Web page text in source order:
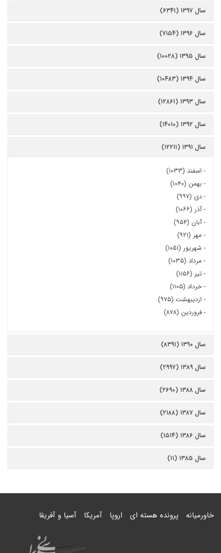
سال ۱۳۹۷ (۶۳۴۱)
سال ۱۳۹۶ (۷۱۵۴)
سال ۱۳۹۵ (۱۰۰۲۸)
سال ۱۳۹۴ (۱۰۴۸۳)
سال ۱۳۹۳ (۱۲۸۶۱)
سال ۱۳۹۲ (۱۴۰۱۰)
سال ۱۳۹۱ (۱۲۲۱۱)
- اسفند (۱۰۳۳)
-بهمن (۱۰۴۰)
-دی (۹۹۷)
-آذر (۱۰۶۶)
-آبان (۹۵۴)
- مهر (۹۲۱)
- شهریور (۱۰۵۱)
- مرداد (۱۰۳۵)
-تیر (۱۱۵۶)
-خرداد (۱۱۰۵)
- اردیبهشت (۹۷۵)
-فروردین (۸۷۸)
سال ۱۳۹۰ (۸۳۹۱)
سال ۱۳۸۹ (۲۹۹۷)
سال ۱۳۸۸ (۲۶۹۰)
سال ۱۳۸۷ (۲۱۸۸)
سال ۱۳۸۶ (۱۵۱۴)
سال ۱۳۸۵ (۱۱)
خاورمیانه پرونده هسته ای اروپا آمریکا آسیا و آفریقا